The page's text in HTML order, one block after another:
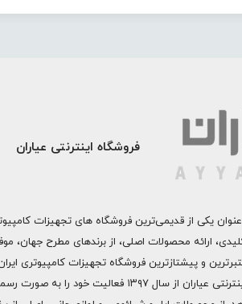
فروشگاه اینترنتی عیاران
یکی از قدیمی‌ترین فروشگاه های تجهیزات
ارائه محصولات اصلی، از برندهای مطرح جهان،
و پیشتازترین فروشگاه تجهیزات کامپیوتری
دیجیتال فروشگاه اینترنتی عیاران از سال